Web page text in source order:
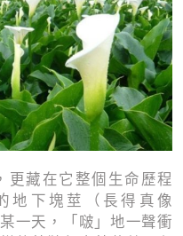
更藏在它整個生命歷程
地下塊莖（長得真像
一天，「啵」地一聲衝